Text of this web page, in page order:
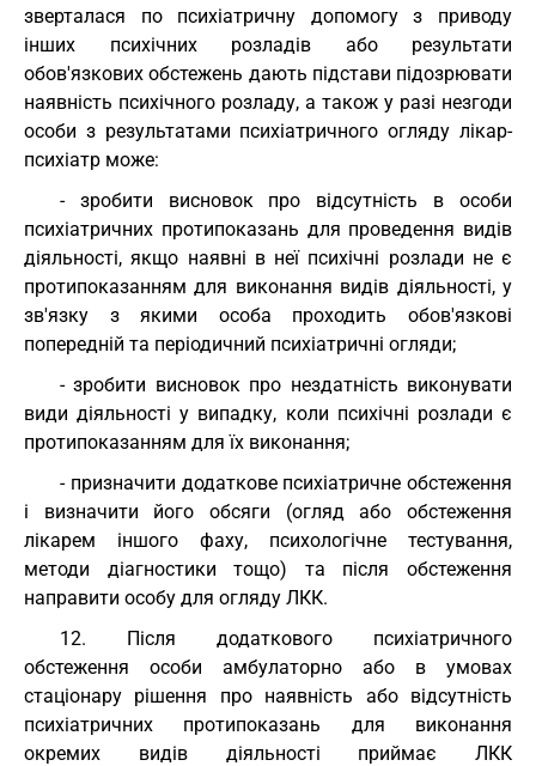
зверталася по психіатричну допомогу з приводу
інших психічних розладів або результати
обов'язкових обстежень дають підстави підозрювати
наявність психічного розладу, а також у разі незгоди
особи з результатами психіатричного огляду лікар-
психіатр може:
- зробити висновок про відсутність в особи
психіатричних протипоказань для проведення видів
діяльності, якщо наявні в неї психічні розлади не є
протипоказанням для виконання видів діяльності, у
зв'язку з якими особа проходить обов'язкові
попередній та періодичний психіатричні огляди;
- зробити висновок про нездатність виконувати
види діяльності у випадку, коли психічні розлади є
протипоказанням для їх виконання;
- призначити додаткове психіатричне обстеження
і визначити його обсяги (огляд або обстеження
лікарем іншого фаху, психологічне тестування,
методи діагностики тощо) та після обстеження
направити особу для огляду ЛКК.
12. Після додаткового психіатричного
обстеження особи амбулаторно або в умовах
стаціонару рішення про наявність або відсутність
психіатричних протипоказань для виконання
окремих видів діяльності приймає ЛКК